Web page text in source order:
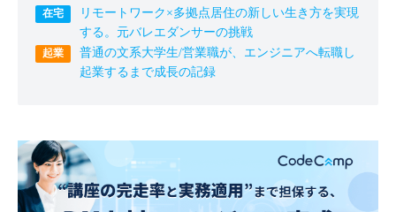
リモートワーク×多拠点居住の新しい生き方を実現
する。元バレエダンサーの挑戦
普通の文系大学生/営業職が、エンジニアへ転職し
起業するまで成長の記録